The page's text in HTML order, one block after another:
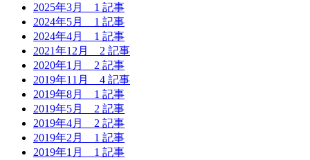
2025年3月 1 記事
2024年5月 1 記事
2024年4月 1 記事
2021年12月 2 記事
2020年1月 2 記事
2019年11月 4 記事
2019年8月 1 記事
2019年5月 2 記事
2019年4月 2 記事
2019年2月 1 記事
2019年1月 1 記事